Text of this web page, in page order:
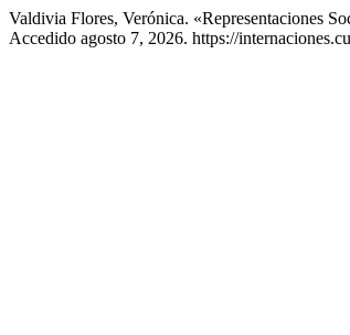
Valdivia Flores, Verónica. «Representaciones
Accedido agosto 7, 2026. https://